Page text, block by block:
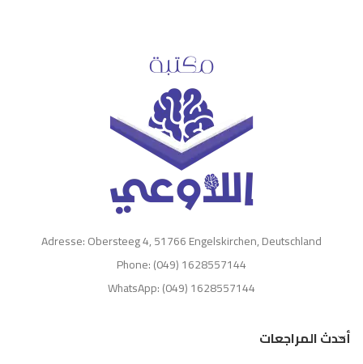
Adresse: Obersteeg 4, 51766 Engelskirchen, Deutschland
Phone: (049) 1628557144
WhatsApp: (049) 1628557144
أحدث المراجعات